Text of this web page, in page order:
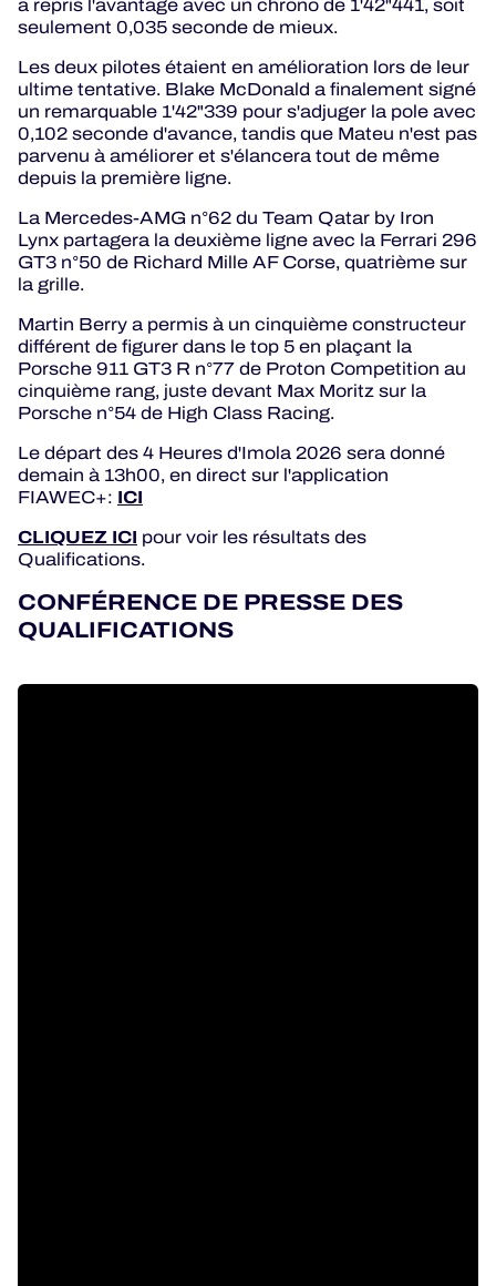
seulement 0,035 seconde de mieux.
Les deux pilotes étaient en amélioration lors de leur
ultime tentative. Blake McDonald a finalement signé
un remarquable 1'42"339 pour s'adjuger la pole avec
0,102 seconde d'avance, tandis que Mateu n'est pas
parvenu à améliorer et s'élancera tout de même
depuis la première ligne.
La Mercedes-AMG n°62 du Team Qatar by Iron
Lynx partagera la deuxième ligne avec la Ferrari 296
GT3 n°50 de Richard Mille AF Corse, quatrième sur
la grille.
Martin Berry a permis à un cinquième constructeur
différent de figurer dans le top 5 en plaçant la
Porsche 911 GT3 R n°77 de Proton Competition au
cinquième rang, juste devant Max Moritz sur la
Porsche n°54 de High Class Racing.
Le départ des 4 Heures d'Imola 2026 sera donné
demain à 13h00, en direct sur l'application
FIAWEC+: ICI
CLIQUEZ ICI pour voir les résultats des
Qualifications.
CONFÉRENCE DE PRESSE DES
QUALIFICATIONS